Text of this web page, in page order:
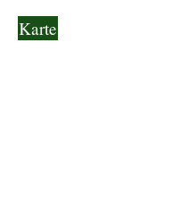
Karte